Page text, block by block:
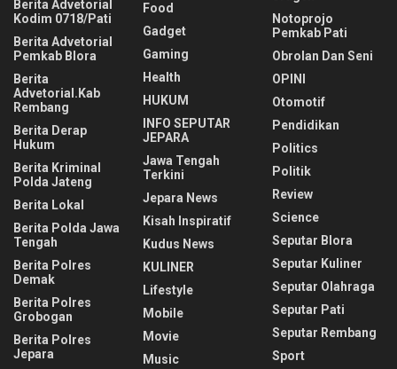
Berita Advetorial
Kodim 0718/Pati
Berita Advetorial
Pemkab Blora
Berita
Advetorial.Kab
Rembang
Berita Derap
Hukum
Berita Kriminal
Polda Jateng
Berita Lokal
Berita Polda Jawa
Tengah
Berita Polres
Demak
Berita Polres
Grobogan
Berita Polres
Jepara
Food
Gadget
Gaming
Health
HUKUM
INFO SEPUTAR
JEPARA
Jawa Tengah
Terkini
Jepara News
Kisah Inspiratif
Kudus News
KULINER
Lifestyle
Mobile
Movie
Music
Notoprojo
Pemkab Pati
Obrolan Dan Seni
OPINI
Otomotif
Pendidikan
Politics
Politik
Review
Science
Seputar Blora
Seputar Kuliner
Seputar Olahraga
Seputar Pati
Seputar Rembang
Sport